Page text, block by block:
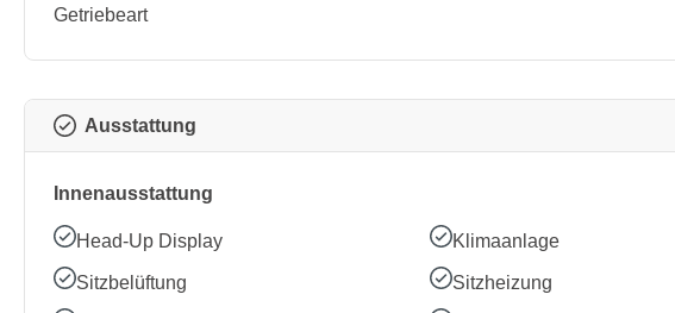
Getriebeart
Ausstattung
Innenausstattung
Head-Up Display Klimaanlage
Sitzbelüftung Sitzheizung